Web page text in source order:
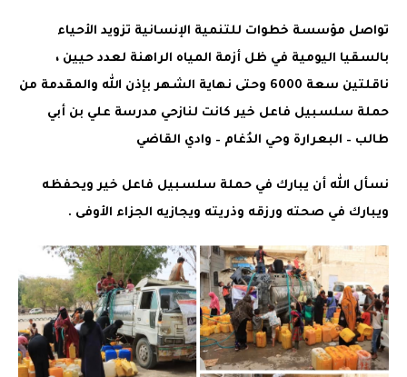
تواصل مؤسسة خطوات للتنمية الإنسانية تزويد الأحياء
بالسقيا اليومية في ظل أزمة المياه الراهنة لعدد حيين ،
ناقلتين سعة 6000 وحتى نهاية الشهر بإذن الله والمقدمة من
حملة سلسبيل فاعل خير كانت لنازحي مدرسة علي بن أبي
طالب – البعرارة وحي الدُغام – وادي القاضي
نسأل الله أن يبارك في حملة سلسبيل فاعل خير ويحفظه
ويبارك في صحته ورزقه وذريته ويجازيه الجزاء الأوفى .